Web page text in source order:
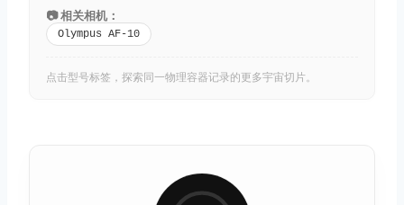
📷 相关相机：
Olympus AF-10
点击型号标签，探索同一物理容器记录的更多宇宙切片。